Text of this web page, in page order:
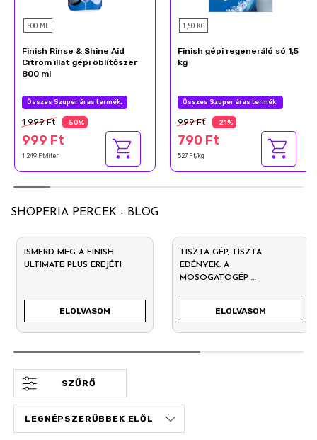
800 ML
Finish Rinse & Shine Aid
Citrom illat gépi öblítőszer
800 ml
Nyárzáró akció
1 999 Ft -50%
999 Ft
1 249 Ft/liter
1,50 KG
Finish gépi regeneráló só 1,5
kg
Nyárzáró akció
999 Ft -21%
790 Ft
527 Ft/kg
SHOPERIA PERCEK - BLOG
ISMERD MEG A FINISH
ULTIMATE PLUS EREJÉT!
ELOLVASOM
TISZTA GÉP, TISZTA
EDÉNYEK: A
MOSOGATÓGÉP-
ELOLVASOM
SZŰRŐ